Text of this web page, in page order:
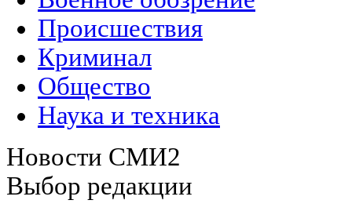
Происшествия
Криминал
Общество
Наука и техника
Новости СМИ2
Выбор редакции